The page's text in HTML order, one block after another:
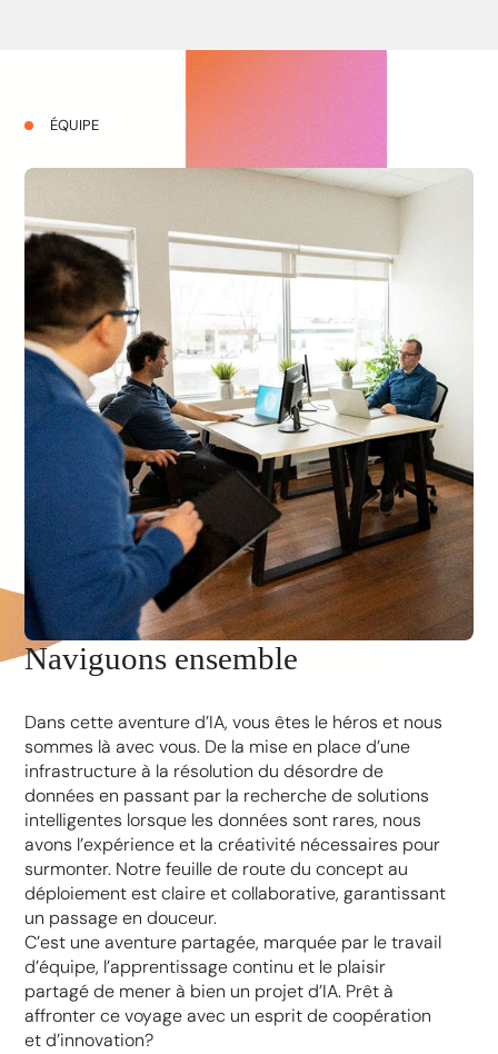
ÉQUIPE
Naviguons ensemble
Dans cette aventure d’IA, vous êtes le héros et nous
sommes là avec vous. De la mise en place d’une
infrastructure à la résolution du désordre de
données en passant par la recherche de solutions
intelligentes lorsque les données sont rares, nous
avons l’expérience et la créativité nécessaires pour
surmonter. Notre feuille de route du concept au
déploiement est claire et collaborative, garantissant
un passage en douceur.
C’est une aventure partagée, marquée par le travail
d’équipe, l’apprentissage continu et le plaisir
partagé de mener à bien un projet d’IA. Prêt à
affronter ce voyage avec un esprit de coopération
et d’innovation?